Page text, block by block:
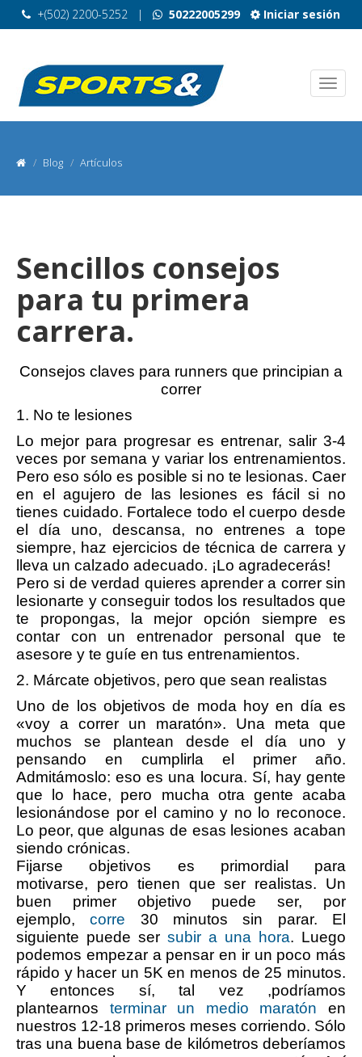
Iniciar sesión
+(502) 2200-5252 | 50222005299
Blog Artículos
Sencillos consejos
para tu primera
carrera.
Consejos claves para runners que principian a
correr
1. No te lesiones
Lo mejor para progresar es entrenar, salir 3-4
veces por semana y variar los entrenamientos.
Pero eso sólo es posible si no te lesionas. Caer
en el agujero de las lesiones es fácil si no
tienes cuidado. Fortalece todo el cuerpo desde
el día uno, descansa, no entrenes a tope
siempre, haz ejercicios de técnica de carrera y
lleva un calzado adecuado. ¡Lo agradecerás!
Pero si de verdad quieres aprender a correr sin
lesionarte y conseguir todos los resultados que
te propongas, la mejor opción siempre es
contar con un entrenador personal que te
asesore y te guíe en tus entrenamientos.
2. Márcate objetivos, pero que sean realistas
Uno de los objetivos de moda hoy en día es
«voy a correr un maratón». Una meta que
muchos se plantean desde el día uno y
pensando en cumplirla el primer año.
Admitámoslo: eso es una locura. Sí, hay gente
que lo hace, pero mucha otra gente acaba
lesionándose por el camino y no lo reconoce.
Lo peor, que algunas de esas lesiones acaban
siendo crónicas.
Fijarse objetivos es primordial para
motivarse, pero tienen que ser realistas. Un
buen primer objetivo puede ser, por
ejemplo,corre 30 minutos sin parar. El
siguiente puede ser subir a una hora. Luego
podemos empezar a pensar en ir un poco más
rápido y hacer un 5K en menos de 25 minutos.
Y entonces sí, tal vez ,podríamos
plantearnos terminar un medio maratón en
nuestros 12-18 primeros meses corriendo. Sólo
tras una buena base de kilómetros deberíamos